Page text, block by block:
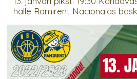
hallē Ramirent Nacionālās